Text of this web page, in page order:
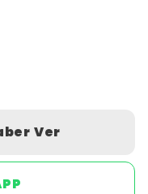
Ver